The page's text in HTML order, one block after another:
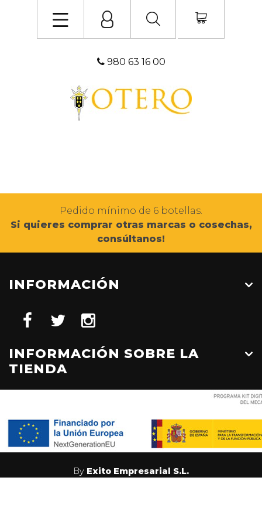
980 63 16 00
Pedido mínimo de 6 botellas.
Si quieres comprar otras marcas o cosechas,
consúltanos!
INFORMACIÓN
INFORMACIÓN SOBRE LA
TIENDA
By Exito Empresarial S.L.